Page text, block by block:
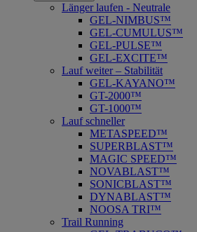
Länger laufen - Neutrale
GEL-NIMBUS™
GEL-CUMULUS™
GEL-PULSE™
GEL-EXCITE™
Lauf weiter – Stabilität
GEL-KAYANO™
GT-2000™
GT-1000™
Lauf schneller
METASPEED™
SUPERBLAST™
MAGIC SPEED™
NOVABLAST™
SONICBLAST™
DYNABLAST™
NOOSA TRI™
Trail Running